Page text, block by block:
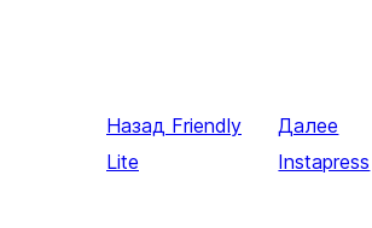
Назад Friendly
Lite
Далее
Instapress